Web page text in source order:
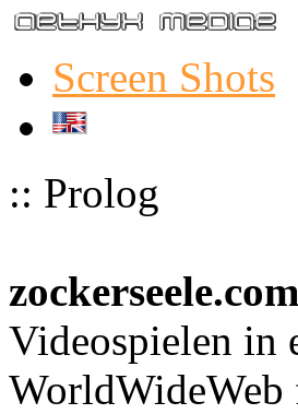
Screen Shots
:: Prolog
Videospielen in
WorldWideWeb